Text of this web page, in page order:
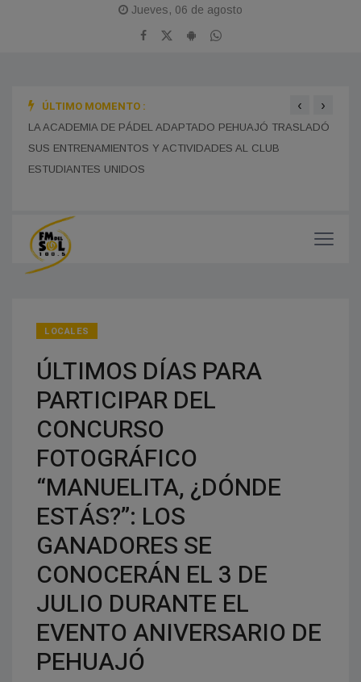
Jueves, 06 de agosto
ÚLTIMO MOMENTO :
LA ACADEMIA DE PÁDEL ADAPTADO PEHUAJÓ TRASLADÓ
ESTUDIANTES UNIDOS
LA ESCUELA NORMAL INSTALÓ CÁMARAS DE SEGURIDAD
EN EL PERÍMETRO EXTERIOR PARA REFORZAR LA
PREVENCIÓN Y EL CUIDADO EDILICIO
‹ ›
LOCALES
ÚLTIMOS DÍAS PARA
PARTICIPAR DEL
CONCURSO
FOTOGRÁFICO
“MANUELITA, ¿DÓNDE
ESTÁS?”: LOS
GANADORES SE
CONOCERÁN EL 3 DE
JULIO DURANTE EL
EVENTO ANIVERSARIO DE
PEHUAJÓ